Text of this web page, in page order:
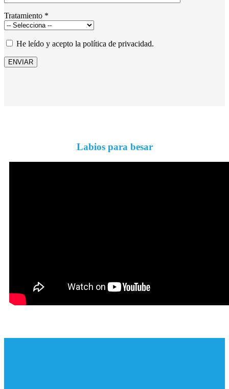
Tratamiento *
He leído y acepto la política de privacidad.
Labios para besar